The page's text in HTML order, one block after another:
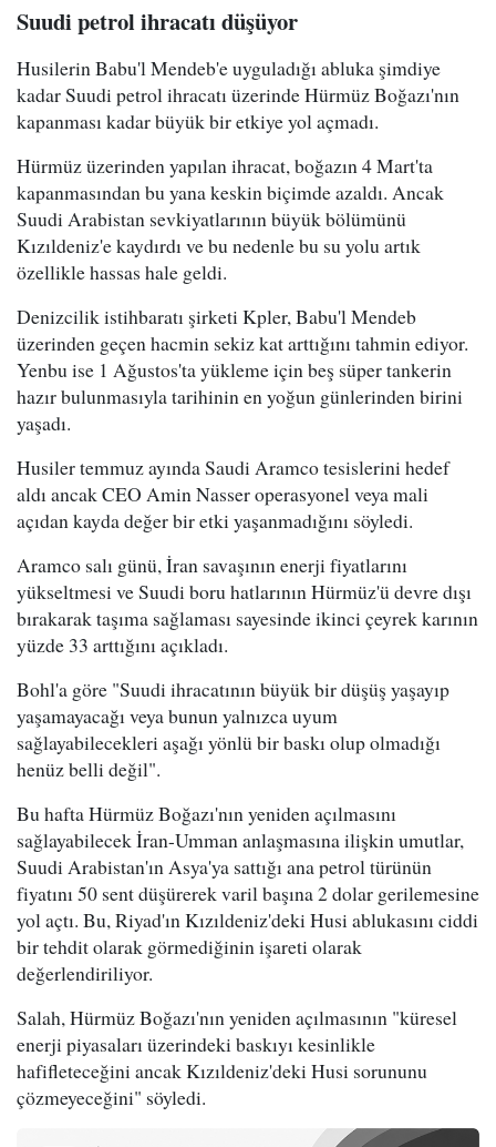
Suudi petrol ihracatı düşüyor
Husilerin Babu'l Mendeb'e uyguladığı abluka şimdiye
kadar Suudi petrol ihracatı üzerinde Hürmüz Boğazı'nın
kapanması kadar büyük bir etkiye yol açmadı.
Hürmüz üzerinden yapılan ihracat, boğazın 4 Mart'ta
kapanmasından bu yana keskin biçimde azaldı. Ancak
Suudi Arabistan sevkiyatlarının büyük bölümünü
Kızıldeniz'e kaydırdı ve bu nedenle bu su yolu artık
özellikle hassas hale geldi.
Denizcilik istihbaratı şirketi Kpler, Babu'l Mendeb
üzerinden geçen hacmin sekiz kat arttığını tahmin ediyor.
Yenbu ise 1 Ağustos'ta yükleme için beş süper tankerin
hazır bulunmasıyla tarihinin en yoğun günlerinden birini
yaşadı.
Husiler temmuz ayında Saudi Aramco tesislerini hedef
aldı ancak CEO Amin Nasser operasyonel veya mali
açıdan kayda değer bir etki yaşanmadığını söyledi.
Aramco salı günü, İran savaşının enerji fiyatlarını
yükseltmesi ve Suudi boru hatlarının Hürmüz'ü devre dışı
bırakarak taşıma sağlaması sayesinde ikinci çeyrek karının
yüzde 33 arttığını açıkladı.
Bohl'a göre "Suudi ihracatının büyük bir düşüş yaşayıp
yaşamayacağı veya bunun yalnızca uyum
sağlayabilecekleri aşağı yönlü bir baskı olup olmadığı
henüz belli değil".
Bu hafta Hürmüz Boğazı'nın yeniden açılmasını
sağlayabilecek İran-Umman anlaşmasına ilişkin umutlar,
Suudi Arabistan'ın Asya'ya sattığı ana petrol türünün
fiyatını 50 sent düşürerek varil başına 2 dolar gerilemesine
yol açtı. Bu, Riyad'ın Kızıldeniz'deki Husi ablukasını ciddi
bir tehdit olarak görmediğinin işareti olarak
değerlendiriliyor.
Salah, Hürmüz Boğazı'nın yeniden açılmasının "küresel
enerji piyasaları üzerindeki baskıyı kesinlikle
hafifleteceğini ancak Kızıldeniz'deki Husi sorununu
çözmeyeceğini" söyledi.